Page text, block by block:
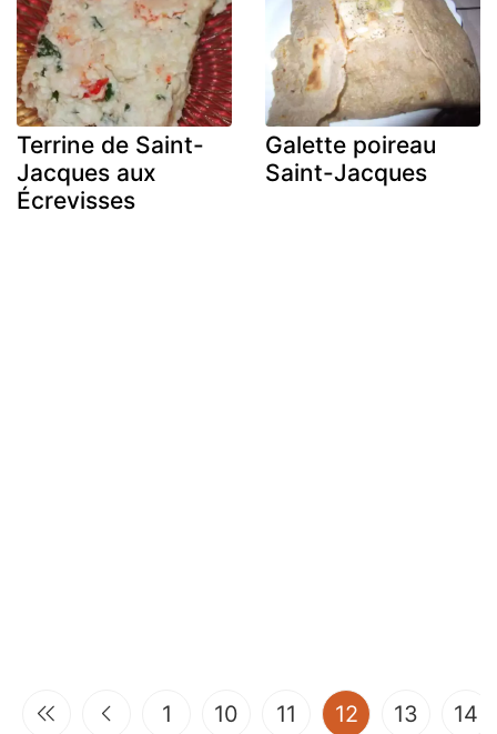
Terrine de Saint-
Jacques aux
Écrevisses
Galette poireau
Saint-Jacques
1 10 11 12(current)
13 14